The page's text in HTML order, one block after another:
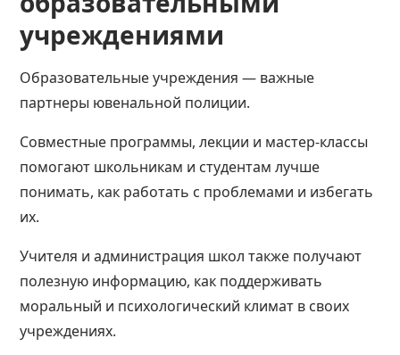
учреждениями
Образовательные учреждения — важные
партнеры ювенальной полиции.
Совместные программы, лекции и мастер-классы
помогают школьникам и студентам лучше
понимать, как работать с проблемами и избегать
их.
Учителя и администрация школ также получают
полезную информацию, как поддерживать
моральный и психологический климат в своих
учреждениях.